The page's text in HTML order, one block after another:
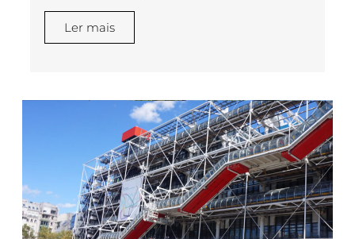
Ler mais